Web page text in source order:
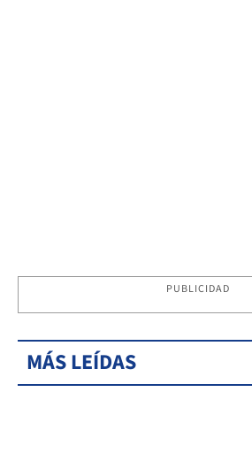
PUBLICIDAD
MÁS LEÍDAS